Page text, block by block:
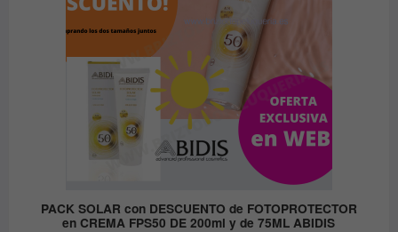
PACK SOLAR con DESCUENTO de FOTOPROTECTOR
en CREMA FPS50 DE 200ml y de 75ML ABIDIS